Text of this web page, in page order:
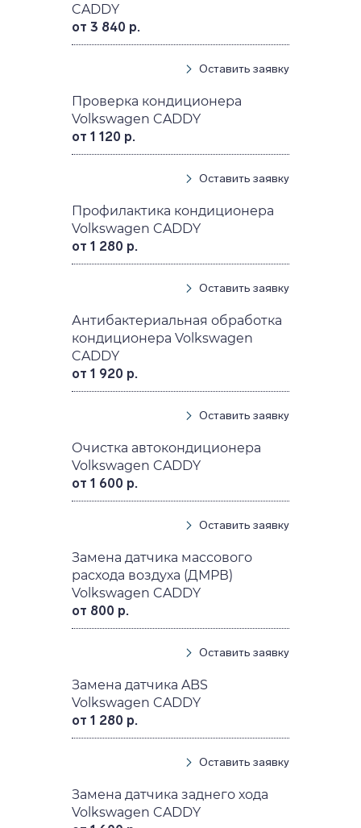
CADDY
от 3 840 р.
Оставить заявку
Проверка кондиционера
Volkswagen CADDY
от 1 120 р.
Оставить заявку
Профилактика кондиционера
Volkswagen CADDY
от 1 280 р.
Оставить заявку
Антибактериальная обработка
кондиционера Volkswagen
CADDY
от 1 920 р.
Оставить заявку
Очистка автокондиционера
Volkswagen CADDY
от 1 600 р.
Оставить заявку
Замена датчика массового
расхода воздуха (ДМРВ)
Volkswagen CADDY
от 800 р.
Оставить заявку
Замена датчика ABS
Volkswagen CADDY
от 1 280 р.
Оставить заявку
Замена датчика заднего хода
Volkswagen CADDY